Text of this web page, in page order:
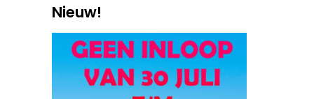
Nieuw!